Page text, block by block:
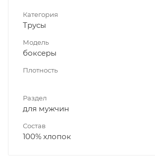
Категория
Трусы
Модель
боксеры
Плотность
Раздел
для мужчин
Состав
100% хлопок